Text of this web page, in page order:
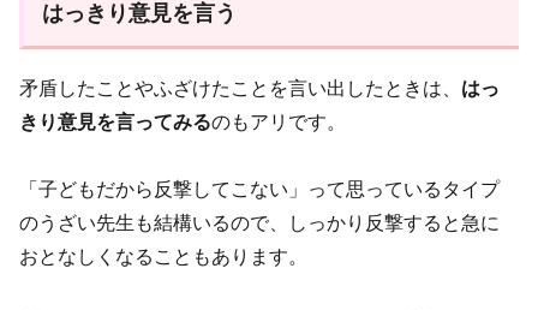
はっきり意見を言う
矛盾したことやふざけたことを言い出したときは、 はっ
きり意見を言ってみるのもアリです。
「子どもだから反撃してこない」って思っているタイプ
のうざい先生も結構いるので、しっかり反撃すると急に
おとなしくなることもあります。